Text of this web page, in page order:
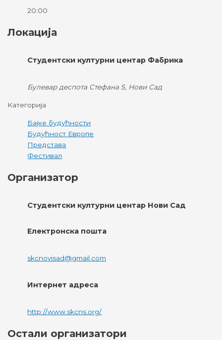
20:00
Локација
Студентски културни центар Фабрика
Булевар деспота Стефана 5, Нови Сад
Категорија
Бајке будућности
Будућност Европе
Представа
Фестивал
Организатор
Студентски културни центар Нови Сад
Електронска пошта
skcnovisad@gmail.com
Интернет адреса
http://www.skcns.org/
Остали организатори